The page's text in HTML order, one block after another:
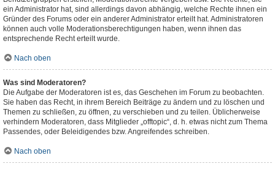
ein Administrator hat, sind allerdings davon abhängig, welche Rechte ihnen ein
Gründer des Forums oder ein anderer Administrator erteilt hat. Administratoren
können auch volle Moderationsberechtigungen haben, wenn ihnen das
entsprechende Recht erteilt wurde.
Nach oben
Was sind Moderatoren?
Die Aufgabe der Moderatoren ist es, das Geschehen im Forum zu beobachten.
Sie haben das Recht, in ihrem Bereich Beiträge zu ändern und zu löschen und
Themen zu schließen, zu öffnen, zu verschieben und zu teilen. Üblicherweise
verhindern Moderatoren, dass Mitglieder „offtopic“, d. h. etwas nicht zum Thema
Passendes, oder Beleidigendes bzw. Angreifendes schreiben.
Nach oben